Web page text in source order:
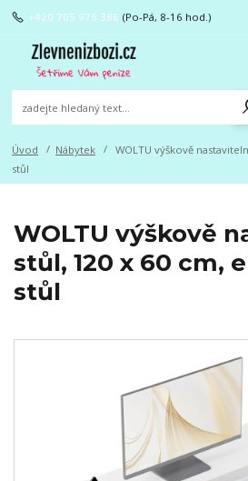
+420 705 976 386 (Po-Pá, 8-16 hod.)
Úvod Nábytek
WOLTU výškově
stůl
WOLTU výškově
stůl, 120 x 60 cm,
stůl